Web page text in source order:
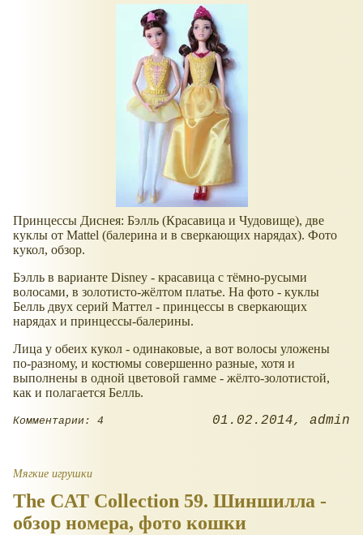
Принцессы Диснея: Бэлль (Красавица и Чудовище), две
куклы от Mattel (балерина и в сверкающих нарядах). Фото
кукол, обзор.
Бэлль в варианте Disney - красавица с тёмно-русыми
волосами, в золотисто-жёлтом платье. На фото - куклы
Белль двух серий Маттел - принцессы в сверкающих
нарядах и принцессы-балерины.
Лица у обеих кукол - одинаковые, а вот волосы уложены
по-разному, и костюмы совершенно разные, хотя и
выполнены в одной цветовой гамме - жёлто-золотистой,
как и полагается Белль.
Комментарии: 4 01.02.2014 admin
Мягкие игрушки
The CAT Collection 59. Шиншилла -
обзор номера, фото кошки